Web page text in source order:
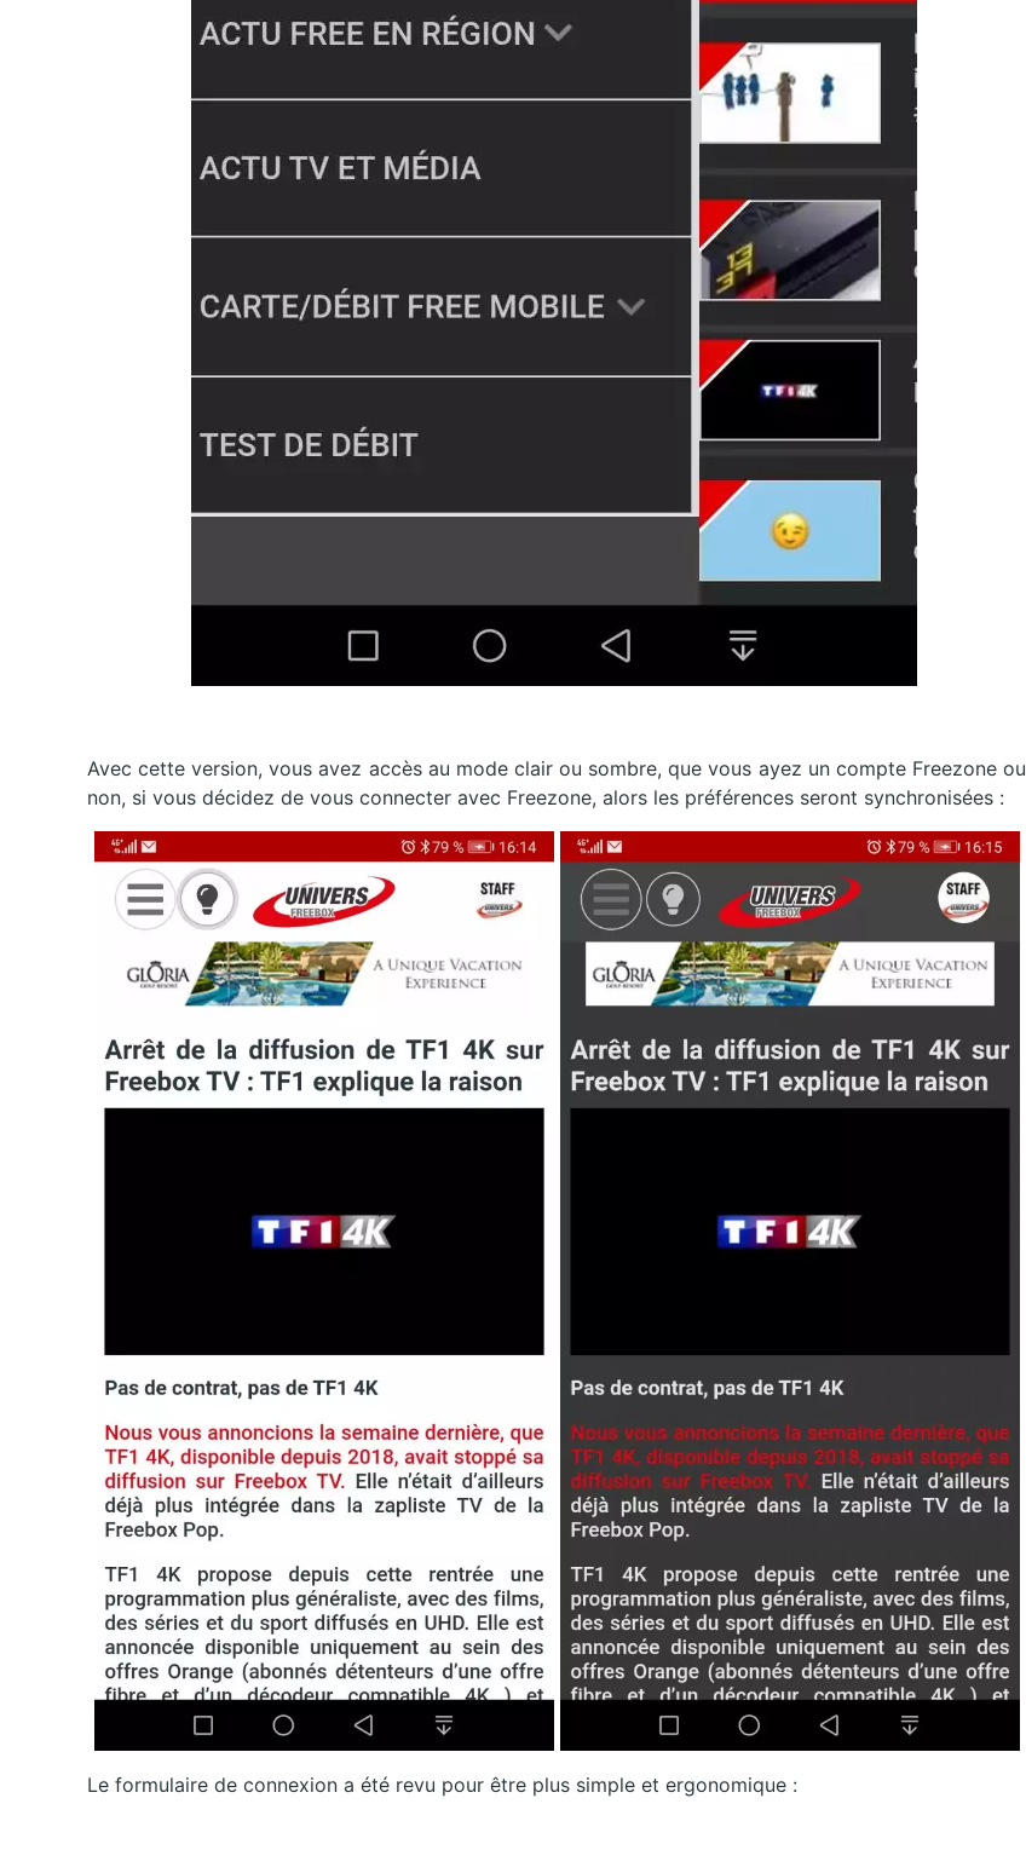
Avec cette version, vous avez accès au mode clair ou sombre, que vous ayez un compte Freezone ou
non, si vous décidez de vous connecter avec Freezone, alors les préférences seront synchronisées :
Le formulaire de connexion a été revu pour être plus simple et ergonomique :